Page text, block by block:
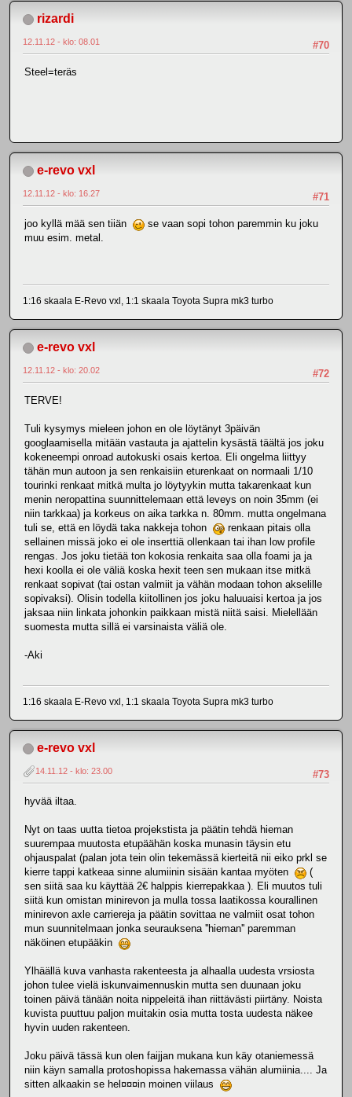
rizardi
#70
12.11.12 - klo: 08.01
Steel=teräs
e-revo vxl
#71
12.11.12 - klo: 16.27
joo kyllä mää sen tiiän
se vaan sopi tohon paremmin ku joku
muu esim. metal.
1:16 skaala E-Revo vxl, 1:1 skaala Toyota Supra mk3 turbo
e-revo vxl
#72
12.11.12 - klo: 20.02
TERVE!
Tuli kysymys mieleen johon en ole löytänyt 3päivän
googlaamisella mitään vastauta ja ajattelin kysästä täältä jos joku
kokeneempi onroad autokuski osais kertoa. Eli ongelma liittyy
tähän mun autoon ja sen renkaisiin eturenkaat on normaali 1/10
tourinki renkaat mitkä multa jo löytyykin mutta takarenkaat kun
menin neropattina suunnittelemaan että leveys on noin 35mm (ei
niin tarkkaa) ja korkeus on aika tarkka n. 80mm. mutta ongelmana
tuli se, että en löydä taka nakkeja tohon
renkaan pitais olla
sellainen missä joko ei ole inserttiä ollenkaan tai ihan low profile
rengas. Jos joku tietää ton kokosia renkaita saa olla foami ja ja
hexi koolla ei ole väliä koska hexit teen sen mukaan itse mitkä
renkaat sopivat (tai ostan valmiit ja vähän modaan tohon akselille
sopivaksi). Olisin todella kiitollinen jos joku haluuaisi kertoa ja jos
jaksaa niin linkata johonkin paikkaan mistä niitä saisi. Mielellään
suomesta mutta sillä ei varsinaista väliä ole.
-Aki
1:16 skaala E-Revo vxl, 1:1 skaala Toyota Supra mk3 turbo
e-revo vxl
#73
14.11.12 - klo: 23.00
hyvää iltaa.
Nyt on taas uutta tietoa projekstista ja päätin tehdä hieman
suurempaa muutosta etupäähän koska munasin täysin etu
ohjauspalat (palan jota tein olin tekemässä kierteitä nii eiko prkl se
kierre tappi katkeaa sinne alumiinin sisään kantaa myöten
(
sen siitä saa ku käyttää 2€ halppis kierrepakkaa ). Eli muutos tuli
siitä kun omistan minirevon ja mulla tossa laatikossa kourallinen
minirevon axle carriereja ja päätin sovittaa ne valmiit osat tohon
mun suunnitelmaan jonka seurauksena ''hieman'' paremman
näköinen etupääkin
Ylhäällä kuva vanhasta rakenteesta ja alhaalla uudesta vrsiosta
johon tulee vielä iskunvaimennuskin mutta sen duunaan joku
toinen päivä tänään noita nippeleitä ihan riittävästi piirtäny. Noista
kuvista puuttuu paljon muitakin osia mutta tosta uudesta näkee
hyvin uuden rakenteen.
Joku päivä tässä kun olen faijjan mukana kun käy otaniemessä
niin käyn samalla protoshopissa hakemassa vähän alumiinia.... Ja
sitten alkaakin se hel¤¤¤in moinen viilaus